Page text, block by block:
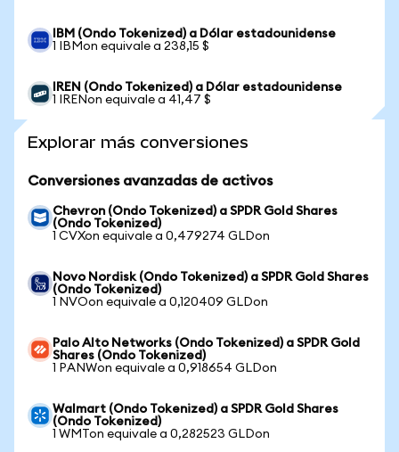
IBM (Ondo Tokenized) a Dólar estadounidense
1 IBMon equivale a 238,15 $
IREN (Ondo Tokenized) a Dólar estadounidense
1 IRENon equivale a 41,47 $
Explorar más conversiones
Conversiones avanzadas de activos
Chevron (Ondo Tokenized) a SPDR Gold Shares
(Ondo Tokenized)
1 CVXon equivale a 0,479274 GLDon
Novo Nordisk (Ondo Tokenized) a SPDR Gold Shares
(Ondo Tokenized)
1 NVOon equivale a 0,120409 GLDon
Palo Alto Networks (Ondo Tokenized) a SPDR Gold
Shares (Ondo Tokenized)
1 PANWon equivale a 0,918654 GLDon
Walmart (Ondo Tokenized) a SPDR Gold Shares
(Ondo Tokenized)
1 WMTon equivale a 0,282523 GLDon